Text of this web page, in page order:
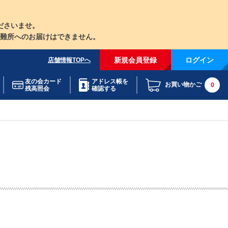
いませ。
へのお届けはできません。
店舗情報TOPへ 新規会員登録 ログイン
友の会カード
残高照会
アドレス帳を
確認する
お買い物かご 0